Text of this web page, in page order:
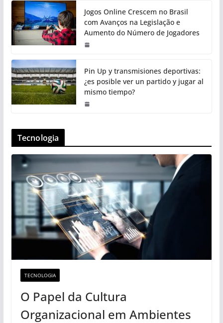
Jogos Online Crescem no Brasil
com Avanços na Legislação e
Aumento do Número de Jogadores
Pin Up y transmisiones deportivas:
¿es posible ver un partido y jugar al
mismo tiempo?
Tecnologia
TECNOLOGIA
O Papel da Cultura
Organizacional em Ambientes